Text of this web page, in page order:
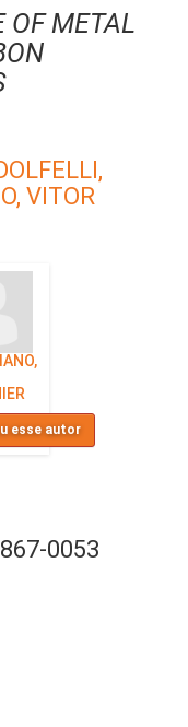
OF METAL
VITOR
esse autor
0053